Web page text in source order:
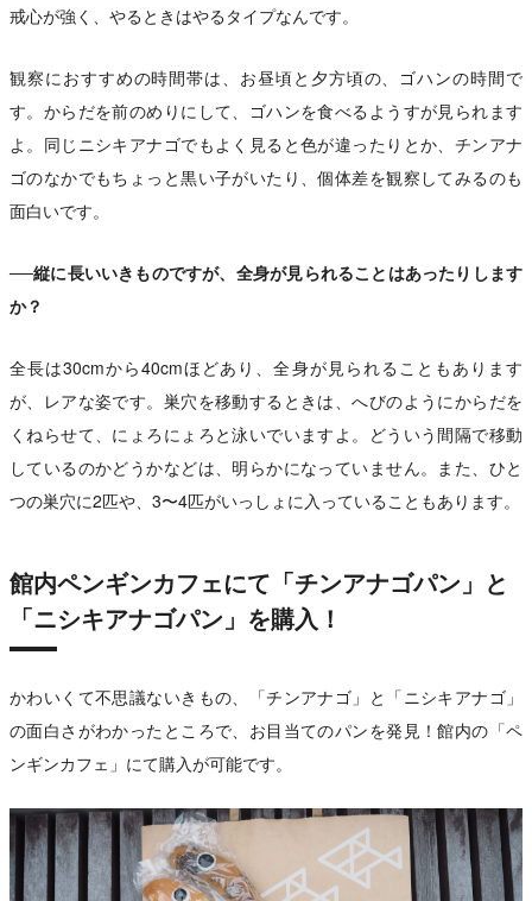
戒心が強く、やるときはやるタイプなんです。
観察におすすめの時間帯は、お昼頃と夕方頃の、ゴハンの時間で
す。からだを前のめりにして、ゴハンを食べるようすが見られます
よ。同じニシキアナゴでもよく見ると色が違ったりとか、チンアナ
ゴのなかでもちょっと黒い子がいたり、個体差を観察してみるのも
面白いです。
──縦に長いいきものですが、全身が見られることはあったりします
か？
全長は30cmから40cmほどあり、全身が見られることもあります
が、レアな姿です。巣穴を移動するときは、へびのようにからだを
くねらせて、にょろにょろと泳いでいますよ。どういう間隔で移動
しているのかどうかなどは、明らかになっていません。また、ひと
つの巣穴に2匹や、3〜4匹がいっしょに入っていることもあります。
館内ペンギンカフェにて「チンアナゴパン」と
「ニシキアナゴパン」を購入！
かわいくて不思議ないきもの、「チンアナゴ」と「ニシキアナゴ」
の面白さがわかったところで、お目当てのパンを発見！館内の「ペ
ンギンカフェ」にて購入が可能です。